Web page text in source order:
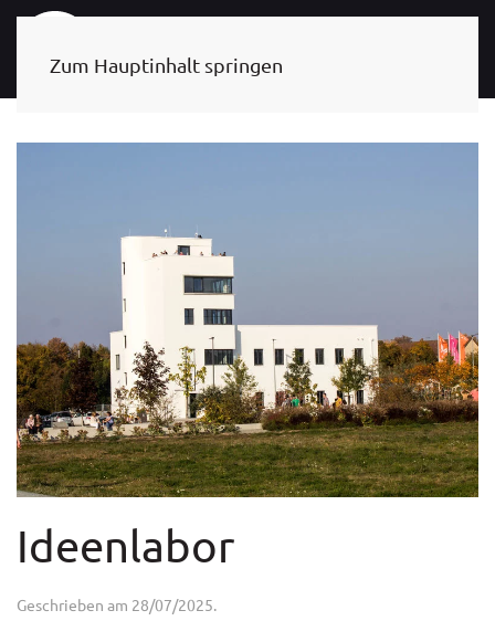
Zum Hauptinhalt springen
Ideenlabor
Geschrieben am 28/07/2025.